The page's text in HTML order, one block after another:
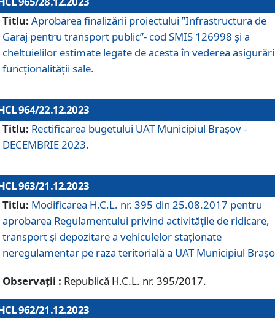
Titlu: Aprobarea finalizării proiectului ”Infrastructura de
Garaj pentru transport public”- cod SMIS 126998 și a
cheltuielilor estimate legate de acesta în vederea
funcționalității sale.
964/22.12.2023
Titlu: Rectificarea bugetului UAT Municipiul Braşov -
DECEMBRIE 2023.
963/21.12.2023
Titlu: Modificarea H.C.L. nr. 395 din 25.08.2017 pentru
aprobarea Regulamentului privind activitățile de ridicare,
transport şi depozitare a vehiculelor staționate
neregulamentar pe raza teritorială a UAT Municipiul
Observații : Republică H.C.L. nr. 395/2017.
962/21.12.2023